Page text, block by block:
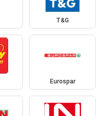
T&G
Eurospar